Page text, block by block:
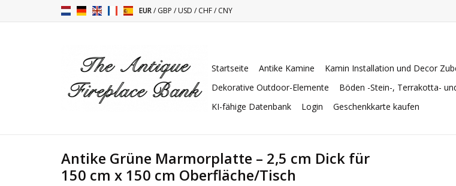
EUR/GBP /USD /CHF/CNY
Startseite Antike Kamine Kamin Installation und Decor
Dekorative Outdoor-Elemente
Böden -Stein-, Terrakotta-
KI-fähige Datenbank
Login Geschenkkarte kaufen
Antike Grüne Marmorplatte – 2,5 cm Dick für
150 cm x 150 cm Oberfläche/Tisch